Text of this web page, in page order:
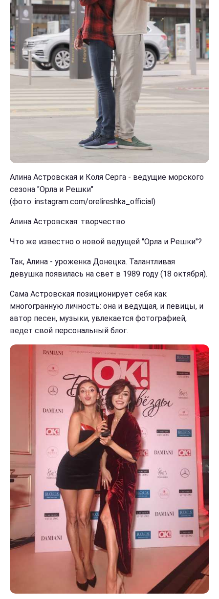
Алина Астровская и Коля Серга - ведущие морского
сезона "Орла и Решки"
(фото: instagram.com/orelireshka_official)
Алина Астровская: творчество
Что же известно о новой ведущей "Орла и Решки"?
Так, Алина - уроженка Донецка. Талантливая
девушка появилась на свет в 1989 году (18 октября).
Сама Астровская позиционирует себя как
многогранную личность: она и ведущая, и певицы, и
автор песен, музыки, увлекается фотографией,
ведет свой персональный блог.